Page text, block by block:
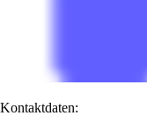
Kontaktdaten: